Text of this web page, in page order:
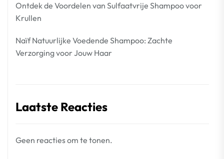
Ontdek de Voordelen van Sulfaatvrije Shampoo voor
Krullen
Naïf Natuurlijke Voedende Shampoo: Zachte
Verzorging voor Jouw Haar
Laatste Reacties
Geen reacties om te tonen.